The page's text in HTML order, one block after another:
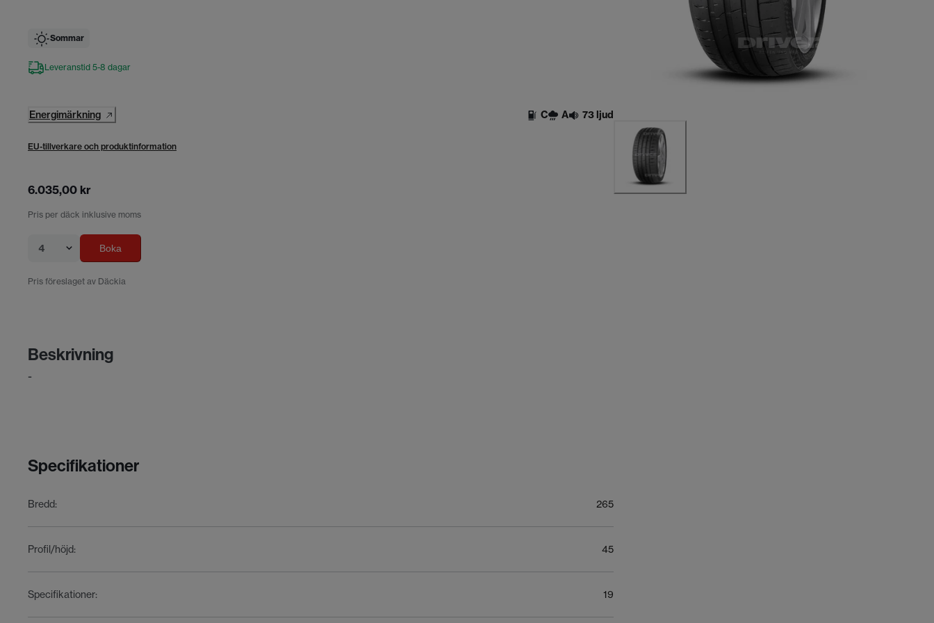
Sommar
Leveranstid 5-8 dagar
Energimärkning C A 73 ljud
EU-tillverkare och produktinformation
6.035,00 kr
Pris per däck inklusive moms
4 Boka
Pris föreslaget av Däckia
Beskrivning
-
Specifikationer
Bredd: 265
Profil/höjd: 45
Specifikationer: 19